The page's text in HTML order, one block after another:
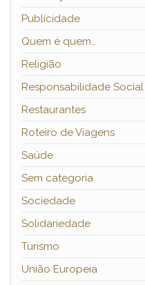
Publicidade
Quem é quem…
Religião
Responsabilidade Social
Restaurantes
Roteiro de Viagens
Saúde
Sem categoria
Sociedade
Solidariedade
Turismo
União Europeia